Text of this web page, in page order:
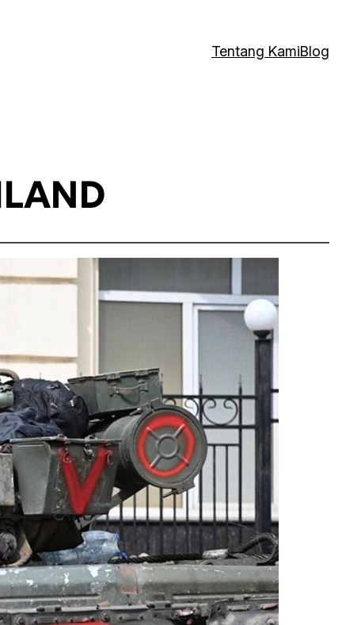
Tentang KamiBlog